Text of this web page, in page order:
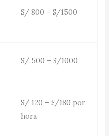
S/ 800 – S/1500
S/ 500 – S/1000
S/ 120 – S/180 por
hora